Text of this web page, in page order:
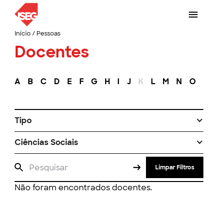
Início/ Pessoas
Docentes
A B C D E F G H I J K L M N O
Tipo
Ciências Sociais
Limpar Filtros
Não foram encontrados docentes.